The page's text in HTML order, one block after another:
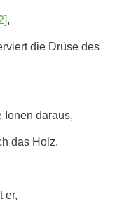
,
die Drüse des
Ionen daraus,
das Holz.
er,